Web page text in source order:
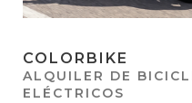
COLORBIKE
ALQUILER DE
ELÉCTRICOS